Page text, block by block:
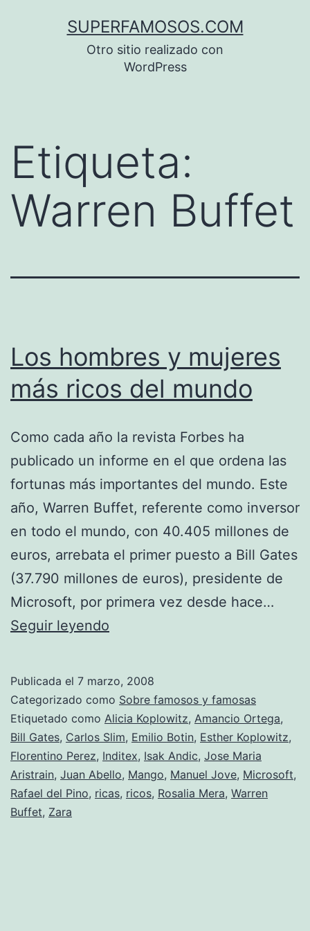
SUPERFAMOSOS.COM
Otro sitio realizado con
WordPress
Etiqueta:
Warren Buffet
Los hombres y mujeres
más ricos del mundo
Como cada año la revista Forbes ha
publicado un informe en el que ordena las
fortunas más importantes del mundo. Este
año, Warren Buffet, referente como inversor
en todo el mundo, con 40.405 millones de
euros, arrebata el primer puesto a Bill Gates
(37.790 millones de euros), presidente de
Microsoft, por primera vez desde hace…
Seguir leyendo
mujeres
más
ricos
del
mundo
Publicada el 7 marzo, 2008
Categorizado como Sobre famosos y famosas
Etiquetado como Alicia Koplowitz, Amancio Ortega,
Bill Gates, Carlos Slim, Emilio Botin, Esther Koplowitz,
Florentino Perez, Inditex, Isak Andic, Jose Maria
Aristrain, Juan Abello, Mango, Manuel Jove, Microsoft,
Rafael del Pino, ricas, ricos, Rosalia Mera, Warren
Buffet, Zara